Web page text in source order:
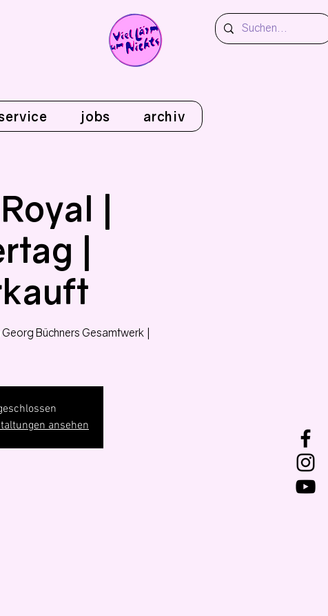
jobs archiv
|
|
Büchners Gesamtwerk |
ansehen